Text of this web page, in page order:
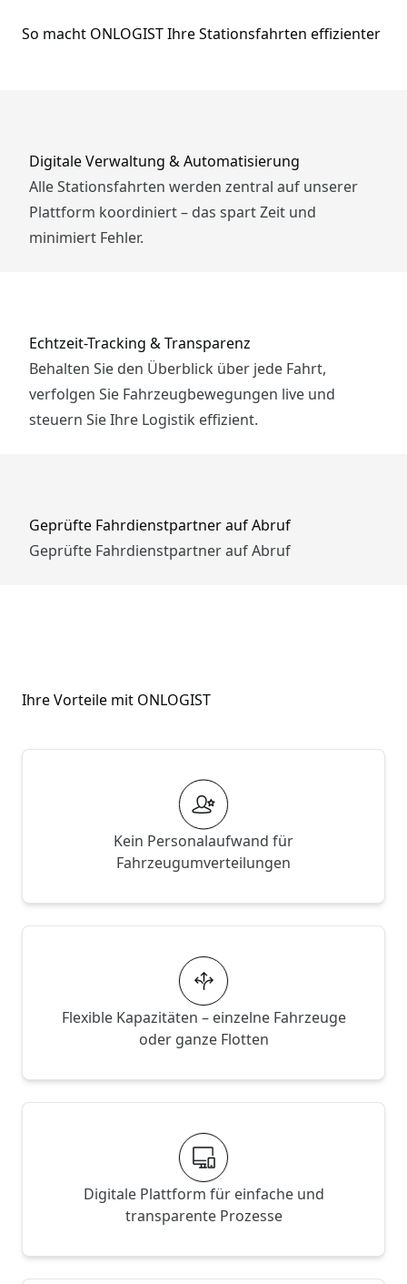
So macht ONLOGIST Ihre Stationsfahrten effizienter
Digitale Verwaltung & Automatisierung
Alle Stationsfahrten werden zentral auf unserer
Plattform koordiniert – das spart Zeit und
minimiert Fehler.
Echtzeit-Tracking & Transparenz
Behalten Sie den Überblick über jede Fahrt,
verfolgen Sie Fahrzeugbewegungen live und
steuern Sie Ihre Logistik effizient.
Geprüfte Fahrdienstpartner auf Abruf
Geprüfte Fahrdienstpartner auf Abruf
Ihre Vorteile mit ONLOGIST
Kein Personalaufwand für
Fahrzeugumverteilungen
Flexible Kapazitäten – einzelne Fahrzeuge
oder ganze Flotten
Digitale Plattform für einfache und
transparente Prozesse